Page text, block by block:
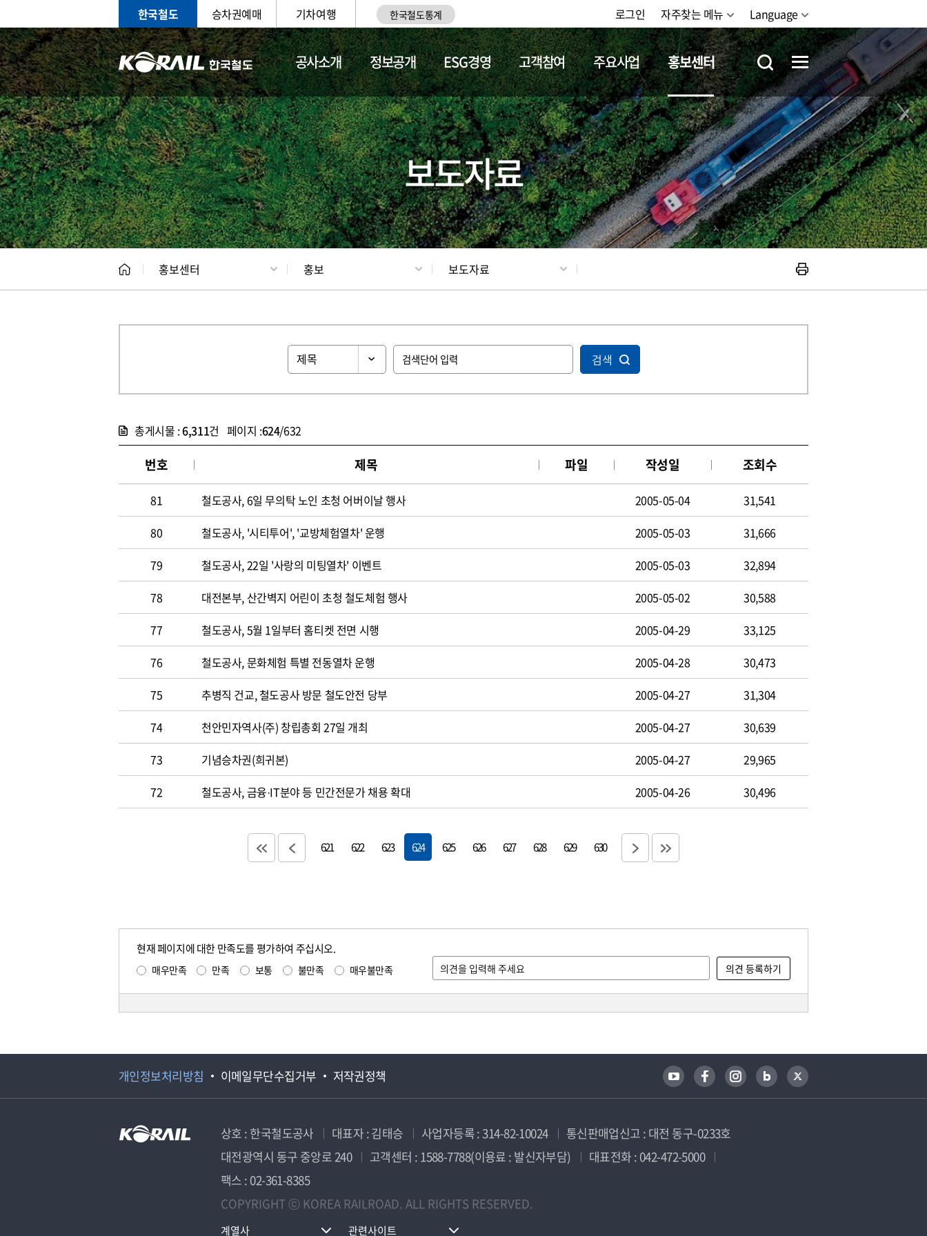
한국철도 승차권예매 기차여행 한국철도통계 로그인 자주찾는 메뉴 Language
공사소개 정보공개 ESG경영 고객참여 주요사업 홍보센터
홍보 문화사업 갤러리 기차소개 철도체험
보도자료
홍보센터 홍보 보도자료
검색
총게시물 :6,311건 페이지 :624/632
번호 제목 파일 작성일 조회수
81 철도공사, 6일 무의탁 노인 초청 어버이날 행사 2005-05-04
31,541
80
철도공사, '시티투어', '교방체험열차' 운행 2005-05-03
31,666
79
철도공사, 22일 '사랑의 미팅열차' 이벤트 2005-05-03
32,894
78
대전본부, 산간벽지 어린이 초청 철도체험 행사 2005-05-02
30,588
77
철도공사, 5월 1일부터 홈티켓 전면 시행 2005-04-29
33,125
76
철도공사, 문화체험 특별 전동열차 운행 2005-04-28
30,473
75
추병직 건교, 철도공사 방문 철도안전 당부 2005-04-27
31,304
74
천안민자역사(주) 창립총회 27일 개최 2005-04-27
30,639
73
기념승차권(희귀본) 2005-04-27
29,965
72
철도공사, 금융·IT분야 등 민간전문가 채용 확대 2005-04-26 30,496
621 622 623 624 625 626 627 628 629 630
현재 페이지에 대한 만족도를 평가하여 주십시오.
매우만족 만족 보통 불만족 매우불만족
개인정보처리방침 이메일무단수집거부 저작권정책
상호 : 한국철도공사 대표자 : 김태승 사업자등록 : 314-82-10024
통신판매업신고 : 대전 동구-0233호
대전광역시 동구 중앙로 240
고객센터 : 1588-7788(이용료 : 발신자부담)
대표전화 : 042-472-5000
팩스 : 02-361-8385
COPYRIGHT ⓒ KOREA RAILROAD. ALL RIGHTS RESERVED.
계열사 관련사이트